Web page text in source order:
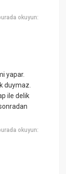
okuyun:
yapar.
duymaz.
ile delik
okuyun: